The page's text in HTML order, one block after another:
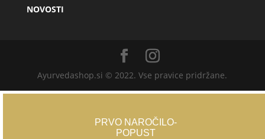
NOVOSTI
Ayurvedashop.si © 2022. Vse pravice pridržane.
PRVO NAROČILO-
POPUST